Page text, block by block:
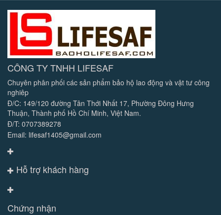
CÔNG TY TNHH LIFESAF
Chuyên phân phối các sản phẩm bảo hộ lao động và vật tư công
nghiêp
Đ/C: 149/120 đường Tân Thới Nhất 17, Phường Đông Hưng
Thuận, Thành phố Hồ Chí Minh, Việt Nam.
Đ/T: 0707389278
Email: lifesaf1405@gmail.com
Hỗ trợ khách hàng
Chứng nhận